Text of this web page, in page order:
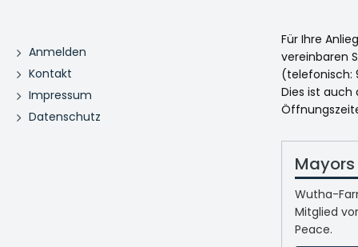
Anmelden
Kontakt
Impressum
Datenschutz
Für Ihre
vereinbaren
(telefonisch:
Dies ist auch
Wutha-
Mitglied
Peace.